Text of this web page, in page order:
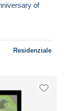
of
Residenziale